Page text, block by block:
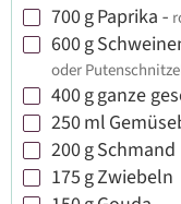
▢
700gPaprika -
▢
600g
oder
▢
400gganze
▢
250ml
▢
200gSchmand
▢
175gZwiebeln